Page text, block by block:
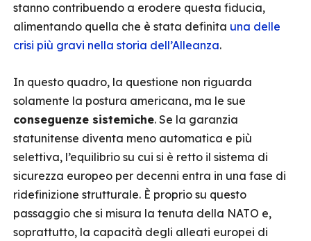
stanno contribuendo a erodere questa fiducia,
alimentando quella che è stata definita una delle
crisi più gravi nella storia dell’Alleanza.
In questo quadro, la questione non riguarda
solamente la postura americana, ma le sue
conseguenze sistemiche. Se la garanzia
statunitense diventa meno automatica e più
selettiva, l’equilibrio su cui si è retto il sistema di
sicurezza europeo per decenni entra in una fase di
ridefinizione strutturale. È proprio su questo
passaggio che si misura la tenuta della NATO e,
soprattutto, la capacità degli alleati europei di